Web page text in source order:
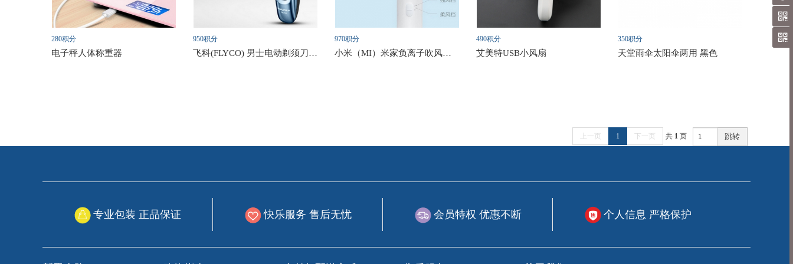
280积分
电子秤人体称重器
950积分
飞科(FLYCO) 男士电动剃须刀 可全身洗
970积分
小米（MI）米家负离子吹风机 可折叠
490积分
艾美特USB小风扇
350积分
天堂雨伞太阳伞两用 黑色
上一页 1 下一页 共 1 页 跳转
专业包装 正品保证 快乐服务 售后无忧 会员特权 优惠不断 个人信息 严格保护